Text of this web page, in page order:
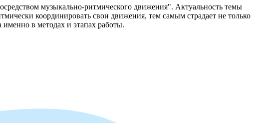
музыкально-ритмического движения". Актуальность темы
координировать свои движения, тем самым страдает не только
именно в методах и этапах работы.